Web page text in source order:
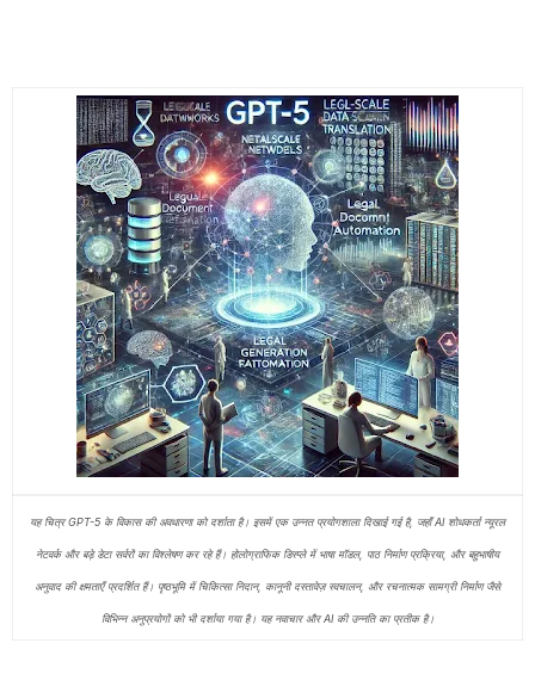
यह चित्र GPT-5 के विकास की अवधारणा को दर्शाता है। इसमें एक उन्नत प्रयोगशाला दिखाई गई है, जहाँ AI शोधकर्ता न्यूरल
नेटवर्क और बड़े डेटा सर्वरों का विश्लेषण कर रहे हैं। होलोग्राफिक डिस्प्ले में भाषा मॉडल, पाठ निर्माण प्रक्रिया, और बहुभाषीय
अनुवाद की क्षमताएँ प्रदर्शित हैं। पृष्ठभूमि में चिकित्सा निदान, कानूनी दस्तावेज़ स्वचालन, और रचनात्मक सामग्री निर्माण जैसे
विभिन्न अनुप्रयोगों को भी दर्शाया गया है। यह नवाचार और AI की उन्नति का प्रतीक है।